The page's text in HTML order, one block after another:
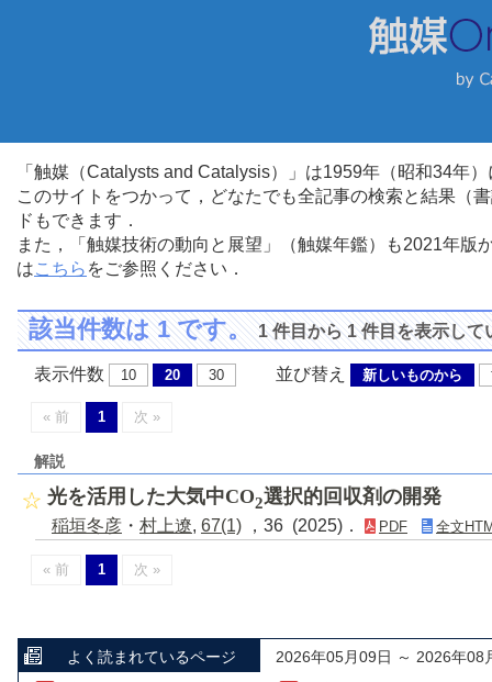
「触媒（Catalysts and Catalysis）」は1959年（昭和34年
このサイトをつかって，どなたでも全記事の検索と結果（
ドもできます．
また，「触媒技術の動向と展望」（触媒年鑑）も2021年
はこちら をご参照ください．
該当件数は 1 です。1 件目から 1 件目を表示して
表示件数 10 20 30 並び替え 新しいものから
« 前 1 次 »
解説
光を活用した大気中CO2選択的回収剤の開発
稲垣冬彦 ・ 村上遼, 67(1) ，36 (2025)． PDF 全文
« 前 1 次 »
よく読まれているページ 2026年05月09日 ～ 2026年08